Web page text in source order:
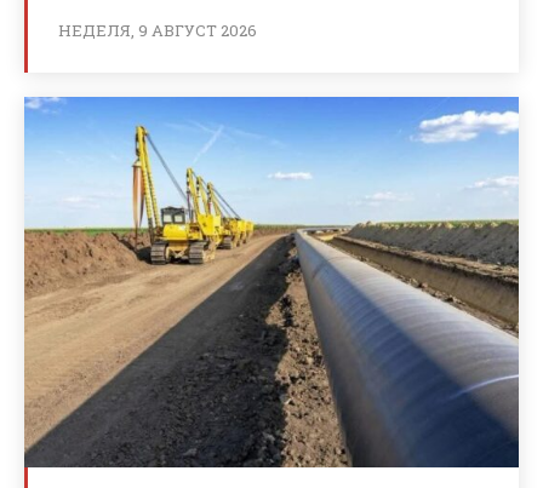
НЕДЕЛЯ, 9 АВГУСТ 2026